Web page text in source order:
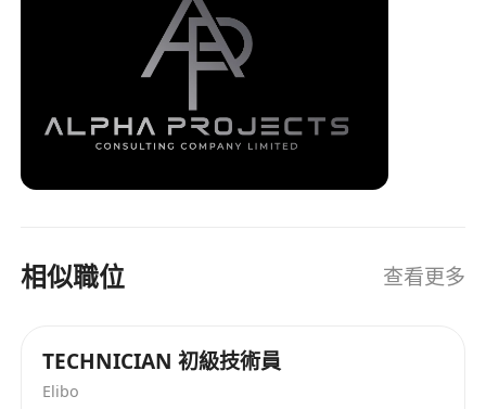
相似職位 查看更多
TECHNICIAN 初級技術員
Elibo